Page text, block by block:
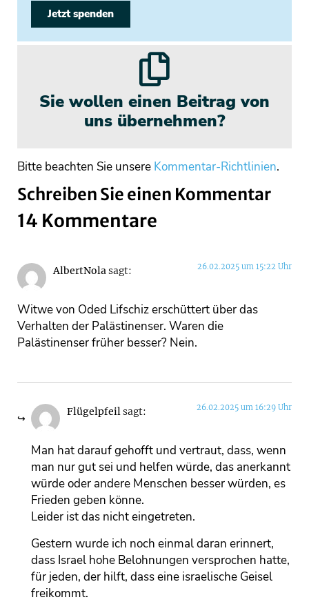
Jetzt spenden
Sie wollen einen Beitrag von
uns übernehmen?
Bitte beachten Sie unsere Kommentar-Richtlinien.
Schreiben Sie einen Kommentar
14 Kommentare
AlbertNolasagt: 26.02.2025 um 15:22 Uhr
Witwe von Oded Lifschiz erschüttert über das
Verhalten der Palästinenser. Waren die
Palästinenser früher besser? Nein.
Flügelpfeilsagt: 26.02.2025 um 16:29 Uhr
Man hat darauf gehofft und vertraut, dass, wenn
man nur gut sei und helfen würde, das anerkannt
würde oder andere Menschen besser würden, es
Frieden geben könne.
Leider ist das nicht eingetreten.
Gestern wurde ich noch einmal daran erinnert,
dass Israel hohe Belohnungen versprochen hatte,
für jeden, der hilft, dass eine israelische Geisel
freikommt.